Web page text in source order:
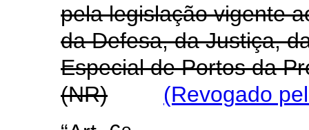
pela legislação vigente
da Defesa, da Justiça,
Especial de Portos da
(NR)
(Revogado